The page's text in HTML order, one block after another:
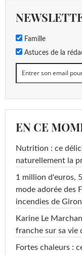
Famille
Astuces de la
EN CE
Nutrition : ce
naturellement la
1 million d'euros,
mode adorée des
incendies de
Karine Le
franche sur sa vie
Fortes chaleurs :